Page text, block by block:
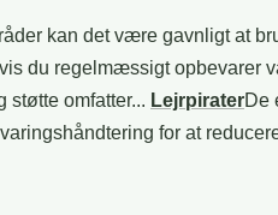
kan det være gavnligt at
du regelmæssigt opbevarer
støtte omfatter... LejrpiraterDe
for at